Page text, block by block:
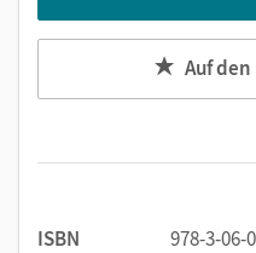
Auf
ISBN
978-3-06-